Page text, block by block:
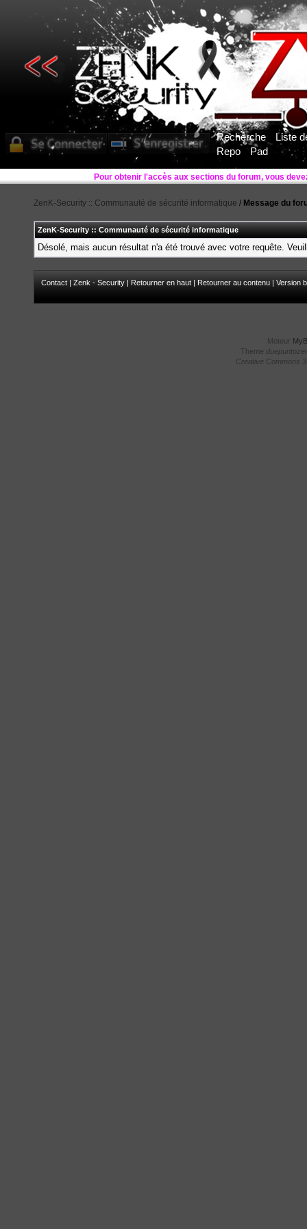
Recherche
Liste
Repo
Pad
ZenK-Security :: Communauté de sécurité informatique / Message du
ZenK-Security :: Communauté de sécurité informatique
Désolé, mais aucun résultat n'a été trouvé avec votre requête.
Contact | Zenk - Security | Retourner en haut | Retourner au contenu | Version
Moteur
Theme
Creative Commons